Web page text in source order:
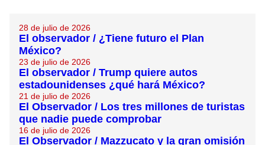
28 de julio de 2026
El observador / ¿Tiene futuro el Plan
México?
23 de julio de 2026
El observador / Trump quiere autos
estadounidenses ¿qué hará México?
21 de julio de 2026
El Observador / Los tres millones de turistas
que nadie puede comprobar
16 de julio de 2026
El Observador / Mazzucato y la gran omisión